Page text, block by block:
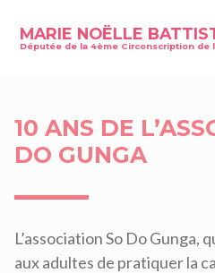
MARIE NOËLLE
Députée de la 4ème Circonscription de
10 ANS DE
DO GUNGA
L’association So Do Gunga,
aux adultes de pratiquer la